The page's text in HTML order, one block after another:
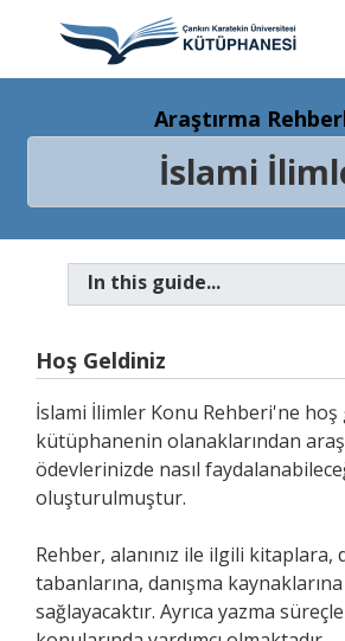
Araştırma
İslami
In this guide...
Hoş Geldiniz
İslami İlimler Konu Rehberi'ne
kütüphanenin olanaklarından
ödevlerinizde nasıl
oluşturulmuştur.
Rehber, alanınız ile ilgili kitaplara,
tabanlarına, danışma
sağlayacaktır. Ayrıca yazma